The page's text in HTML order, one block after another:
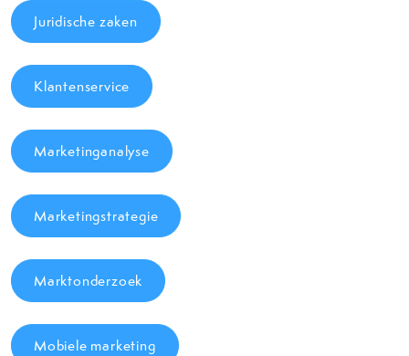
Juridische zaken
Klantenservice
Marketinganalyse
Marketingstrategie
Marktonderzoek
Mobiele marketing